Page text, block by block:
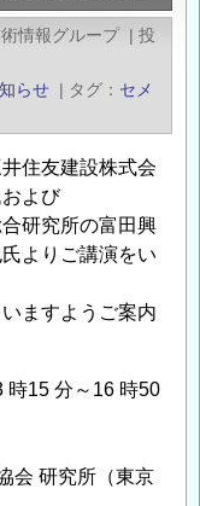
情報グループ | 投
らせ | タグ
セメ
住友建設株式会
よび
研究所の富田興
よりご講演をい
ますようご案内
15 分～16 時50
研究所（東京